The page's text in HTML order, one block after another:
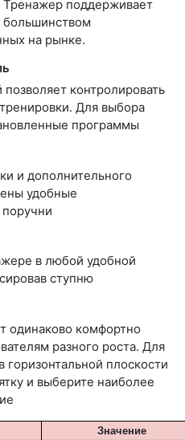
поддерживает
на рынке.
контролировать
Для выбора
программы
и дополнительного
удобные
в любой удобной
ступню
одинаково комфортно
разного роста. Для
горизонтальной плоскости
и выберите наиболее
Значение